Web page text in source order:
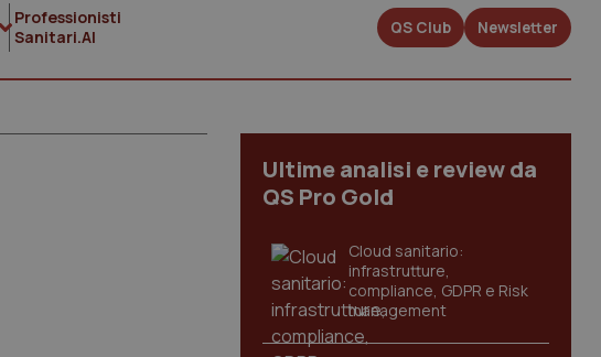
Professionisti
Sanitari.AI
QS Club Newsletter
Ultime analisi e review da
QS Pro Gold
Cloud sanitario:
infrastrutture,
compliance, GDPR e Risk
management